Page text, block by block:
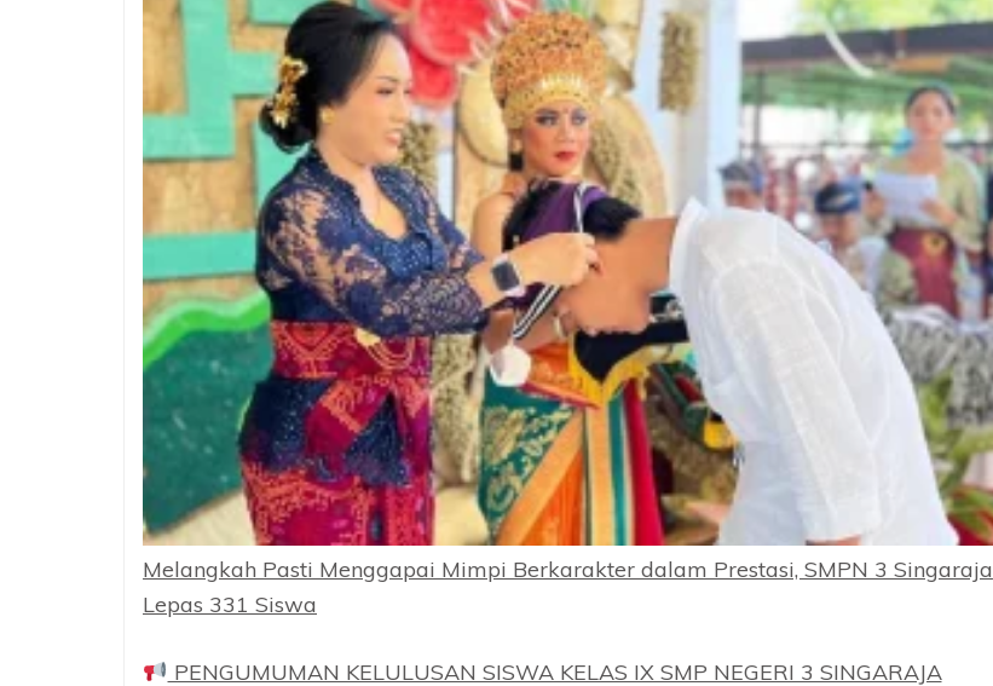
Melangkah Pasti Menggapai Mimpi Berkarakter dalam Prestasi, SMPN 3 Singaraja
Lepas 331 Siswa
PENGUMUMAN KELULUSAN SISWA KELAS IX SMP NEGERI 3 SINGARAJA